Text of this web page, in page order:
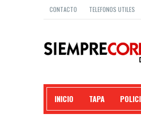
CONTACTO TELEFONOS UTILES
INICIO TAPA